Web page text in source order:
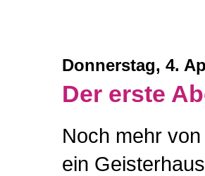
Donnerstag, 4.
Der erste
Noch mehr
ein